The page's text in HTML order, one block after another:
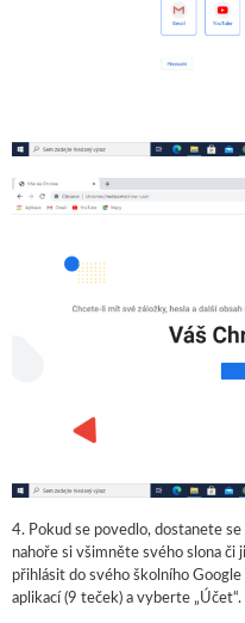
4. Pokud se povedlo, dostanete
nahoře si všimněte svého slona či
přihlásit do svého školního
aplikací (9 teček) a vyberte „Účet“.